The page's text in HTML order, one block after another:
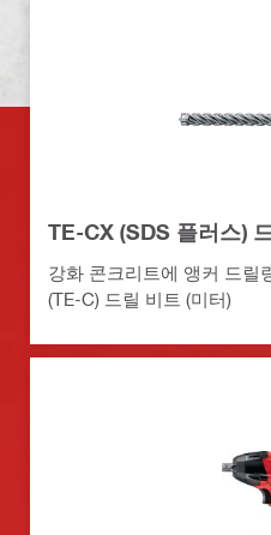
TE-CX (SDS 플러스)
강화 콘크리트에 앵커 드릴
(TE-C) 드릴 비트 (미터)